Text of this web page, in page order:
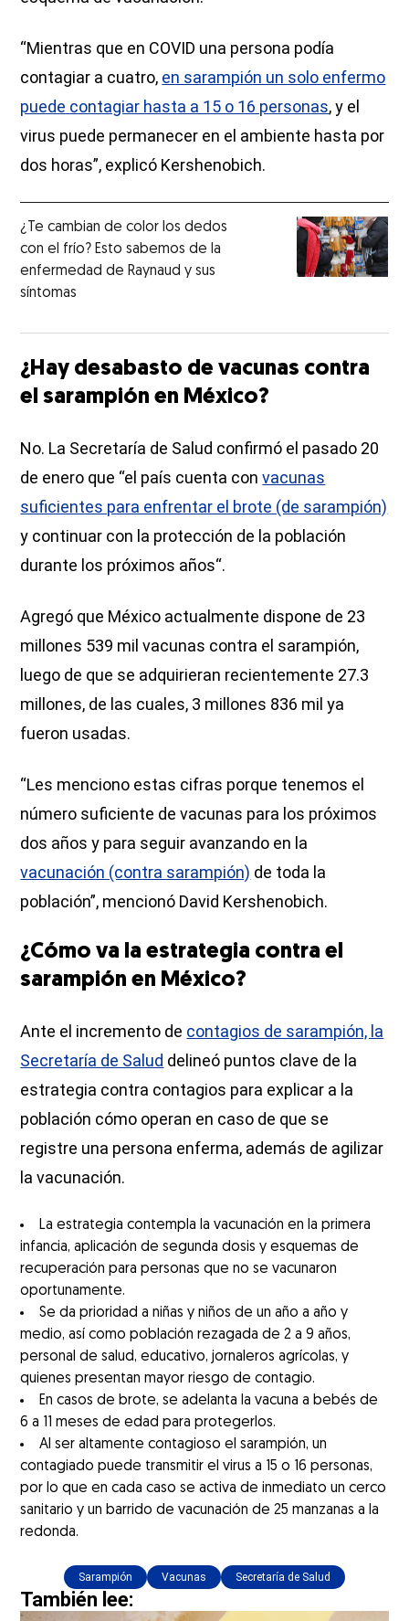
“Mientras que en COVID una persona podía
contagiar a cuatro, en sarampión un solo enfermo
puede contagiar hasta a 15 o 16 personas, y el
virus puede permanecer en el ambiente hasta por
dos horas”, explicó Kershenobich.
¿Te cambian de color los dedos
con el frío? Esto sabemos de la
enfermedad de Raynaud y sus
síntomas
¿Hay desabasto de vacunas contra
el sarampión en México?
No. La Secretaría de Salud confirmó el pasado 20
de enero que “el país cuenta convacunas
suficientes para enfrentar el brote (de sarampión)
y continuar con la protección de la población
durante los próximos años“.
Agregó que México actualmente dispone de 23
millones 539 mil vacunas contra el sarampión,
luego de que se adquirieran recientemente 27.3
millones, de las cuales, 3 millones 836 mil ya
fueron usadas.
“Les menciono estas cifras porque tenemos el
número suficiente de vacunas para los próximos
dos años y para seguir avanzando en la
vacunación (contra sarampión) de toda la
población”, mencionó David Kershenobich.
¿Cómo va la estrategia contra el
sarampión en México?
Ante el incremento de contagios de sarampión, la
Secretaría de Salud delineó puntos clave de la
estrategia contra contagios para explicar a la
población cómo operan en caso de que se
registre una persona enferma, además de agilizar
la vacunación.
La estrategia contempla la vacunación en la primera
infancia, aplicación de segunda dosis y esquemas de
recuperación para personas que no se vacunaron
oportunamente.
Se da prioridad a niñas y niños de un año a año y
medio, así como población rezagada de 2 a 9 años,
personal de salud, educativo, jornaleros agrícolas, y
quienes presentan mayor riesgo de contagio.
En casos de brote, se adelanta la vacuna a bebés de
6 a 11 meses de edad para protegerlos.
Al ser altamente contagioso el sarampión, un
contagiado puede transmitir el virus a 15 o 16 personas,
por lo que en cada caso se activa de inmediato un cerco
sanitario y un barrido de vacunación de 25 manzanas a la
redonda.
Sarampión Vacunas Secretaría de Salud
También lee: